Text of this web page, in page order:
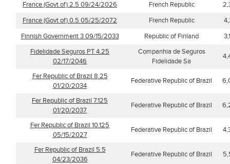
France (Govt of) 2.5 09/24/2026
French Republic
France (Govt of) 0.5 05/25/2072
French Republic
Finnish Government 3 09/15/2033
Republic of Finland
Fidelidade Seguros PT 4.25
02/17/2046
Companhia de Seguros
Fidelidade Sa
Fer Republic of Brazil 8.25
01/20/2034
Federative Republic of Brazil
Fer Republic of Brazil 7.125
01/20/2037
Federative Republic of Brazil
Fer Republic of Brazil 10.125
05/15/2027
Federative Republic of Brazil
Fer Republic of Brazil 5.5
04/23/2036
Federative Republic of Brazil